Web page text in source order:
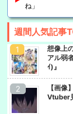
ね」
週間人気記事
想像上
アル弱
ｲ)』
【画像
Vtuber